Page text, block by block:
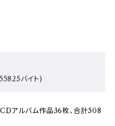
バイト)
アルバム作品36枚、合計508